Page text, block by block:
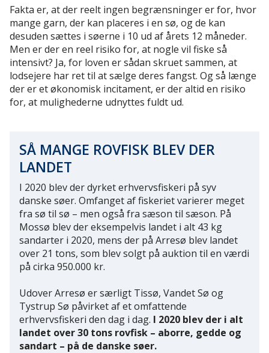
SÅ MANGE ROVFISK BLEV DER
LANDET
I 2020 blev der dyrket erhvervsfiskeri på syv
danske søer. Omfanget af fiskeriet varierer meget
fra sø til sø – men også fra sæson til sæson. På
Mossø blev der eksempelvis landet i alt 43 kg
sandarter i 2020, mens der på Arresø blev landet
over 21 tons, som blev solgt på auktion til en værdi
på cirka 950.000 kr.
Udover Arresø er særligt Tissø, Vandet Sø og
Tystrup Sø påvirket af et omfattende
erhvervsfiskeri den dag i dag. I 2020 blev der i alt
landet over 30 tons rovfisk – aborre, gedde og
sandart – på de danske søer.
Fakta er, at der reelt ingen begrænsninger er for, hvor
mange garn, der kan placeres i en sø, og de kan
desuden sættes i søerne i 10 ud af årets 12 måneder.
Men er der en reel risiko for, at nogle vil fiske så
intensivt? Ja, for loven er sådan skruet sammen, at
lodsejere har ret til at sælge deres fangst. Og så længe
der er et økonomisk incitament, er der altid en risiko
for, at mulighederne udnyttes fuldt ud.